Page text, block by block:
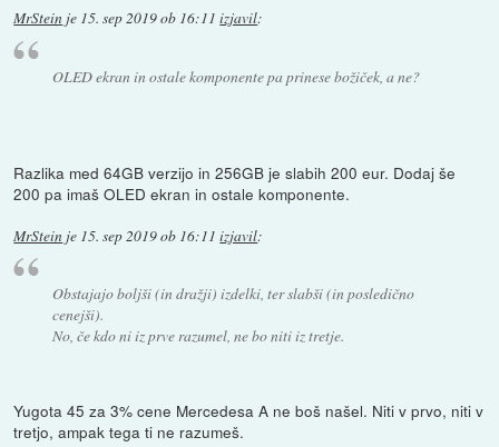
MrStein je 15. sep 2019 ob 16:11 izjavil:
OLED ekran in ostale komponente pa prinese božiček, a ne?
Razlika med 64GB verzijo in 256GB je slabih 200 eur. Dodaj še
200 pa imaš OLED ekran in ostale komponente.
MrStein je 15. sep 2019 ob 16:11 izjavil:
Obstajajo boljši (in dražji) izdelki, ter slabši (in posledično
cenejši).
No, če kdo ni iz prve razumel, ne bo niti iz tretje.
Yugota 45 za 3% cene Mercedesa A ne boš našel. Niti v prvo, niti v
tretjo, ampak tega ti ne razumeš.